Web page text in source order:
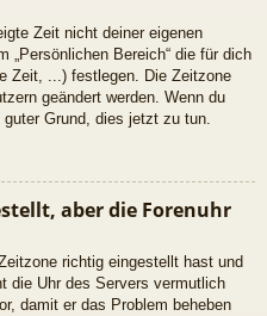
Zeit nicht deiner eigenen
Bereich“ die für dich
Zeit, ...) festlegen. Die Zeitzone
geändert werden. Wenn du
Grund, dies jetzt zu tun.
aber die Forenuhr
richtig eingestellt hast und
die Uhr des Servers vermutlich
damit er das Problem beheben